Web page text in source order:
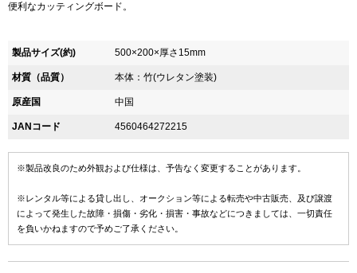
便利なカッティングボード。
製品サイズ(約) 500×200×厚さ15mm
材質（品質） 本体：竹(ウレタン塗装)
原産国 中国
JANコード 4560464272215
※製品改良のため外観および仕様は、予告なく変更することがあります。
※レンタル等による貸し出し、オークション等による転売や中古販売、及び譲渡
によって発生した故障・損傷・劣化・損害・事故などにつきましては、一切責任
を負いかねますので予めご了承ください。